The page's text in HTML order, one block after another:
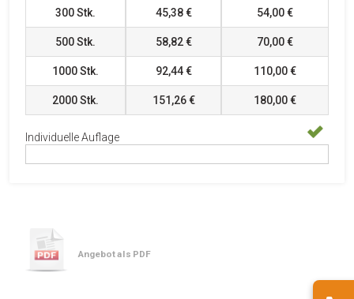
300Stk. 45,38 € 54,00 €
500Stk. 58,82 € 70,00 €
1000Stk. 92,44 € 110,00 €
2000Stk. 151,26 € 180,00 €
Individuelle Auflage
Angebot als PDF